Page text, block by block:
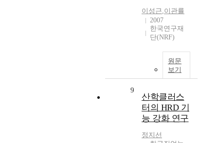
이성근,이관률
2007
한국연구재
단(NRF)
원문
보기
9
산학클러스
터의 HRD 기
능 강화 연구
정지선